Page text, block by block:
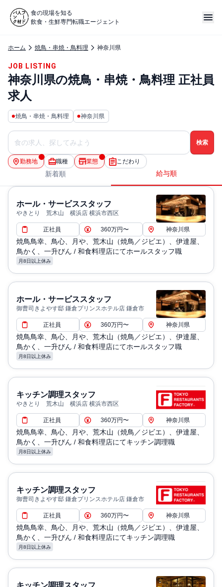
食の現場を知る
飲食・生鮮専門転職エージェント
ホーム 焼鳥・串焼・鳥料理 神奈川県
JOB LISTING
神奈川県の焼鳥・串焼・鳥料理 正社員
求人
焼鳥・串焼・鳥料理 神奈川県
勤務地 職種 業態 こだわり
新着順 給与順
ホール・サービススタッフ
やきとり 荒木山 横浜店 横浜市西区
正社員 360万円〜 神奈川県
焼鳥鳥幸、鳥心、月や、荒木山（焼鳥／ジビエ）、伊達屋、
鳥かく、一升びん / 和食料理店にてホールスタッフ職
月8日以上休み
ホール・サービススタッフ
御曹司きよやす邸 鎌倉プリンスホテル店 鎌倉市
正社員 360万円〜 神奈川県
焼鳥鳥幸、鳥心、月や、荒木山（焼鳥／ジビエ）、伊達屋、
鳥かく、一升びん / 和食料理店にてホールスタッフ職
月8日以上休み
キッチン調理スタッフ
やきとり 荒木山 横浜店 横浜市西区
正社員 360万円〜 神奈川県
焼鳥鳥幸、鳥心、月や、荒木山（焼鳥／ジビエ）、伊達屋、
鳥かく、一升びん / 和食料理店にてキッチン調理職
月8日以上休み
キッチン調理スタッフ
御曹司きよやす邸 鎌倉プリンスホテル店 鎌倉市
正社員 360万円〜 神奈川県
焼鳥鳥幸、鳥心、月や、荒木山（焼鳥／ジビエ）、伊達屋、
鳥かく、一升びん / 和食料理店にてキッチン調理職
月8日以上休み
キッチン調理スタッフ